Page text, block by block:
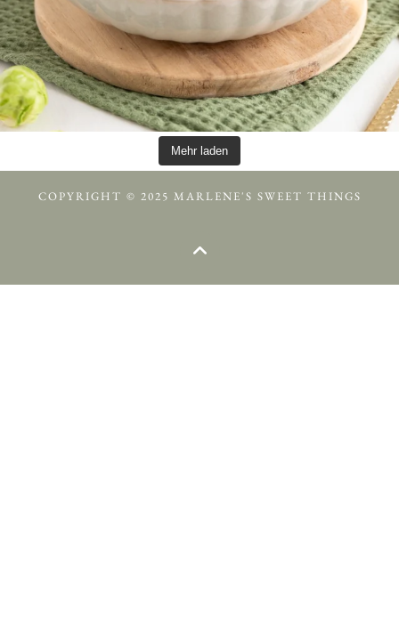
Mehr laden
COPYRIGHT © 2025 MARLENE'S SWEET THINGS